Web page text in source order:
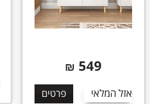
549
₪
אזל המלאי פרטים